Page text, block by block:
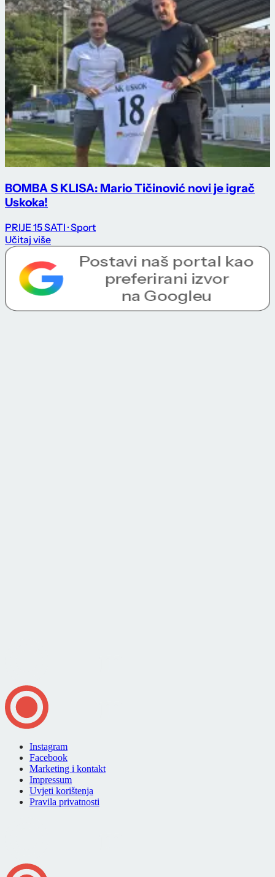
BOMBA S KLISA: Mario Tičinović novi je igrač
Uskoka!
PRIJE 15 SATI · Sport
Učitaj više
Instagram
Facebook
Marketing i kontakt
Impressum
Uvjeti korištenja
Pravila privatnosti